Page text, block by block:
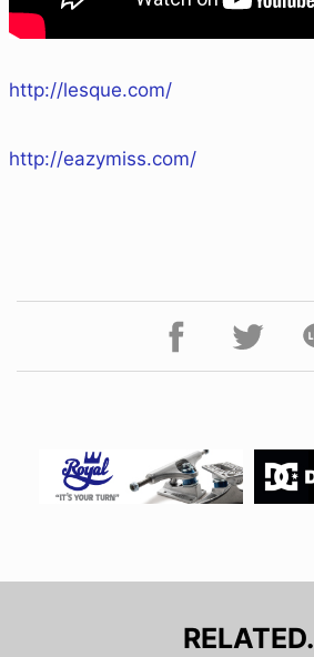
http://lesque.com/
http://eazymiss.com/
RELATED.